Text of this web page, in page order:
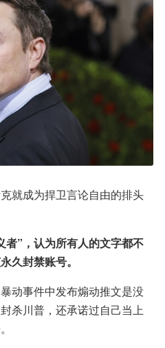
就成为捍卫言论自由的排头
者”，认为所有人的文字都不
久封禁账号。
动事件中发布煽动推文是没
杀川普，还承诺过自己当上